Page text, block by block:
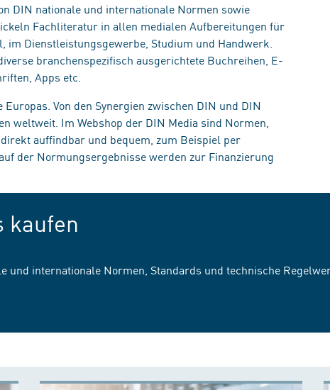
DIN nationale und internationale Normen sowie
Fachliteratur in allen medialen Aufbereitungen für
Dienstleistungsgewerbe, Studium und Handwerk.
branchenspezifisch ausgerichtete Buchreihen, E-
Apps etc.
Von den Synergien zwischen DIN und DIN
weltweit. Im Webshop der DIN Media sind Normen,
auffindbar und bequem, zum Beispiel per
der Normungsergebnisse werden zur Finanzierung
kaufen
und internationale Normen, Standards und technische